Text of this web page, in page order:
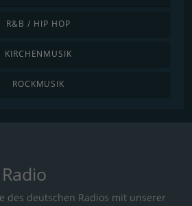
R&B / HIP HOP
KIRCHENMUSIK
ROCKMUSIK
des deutschen Radios mit unserer